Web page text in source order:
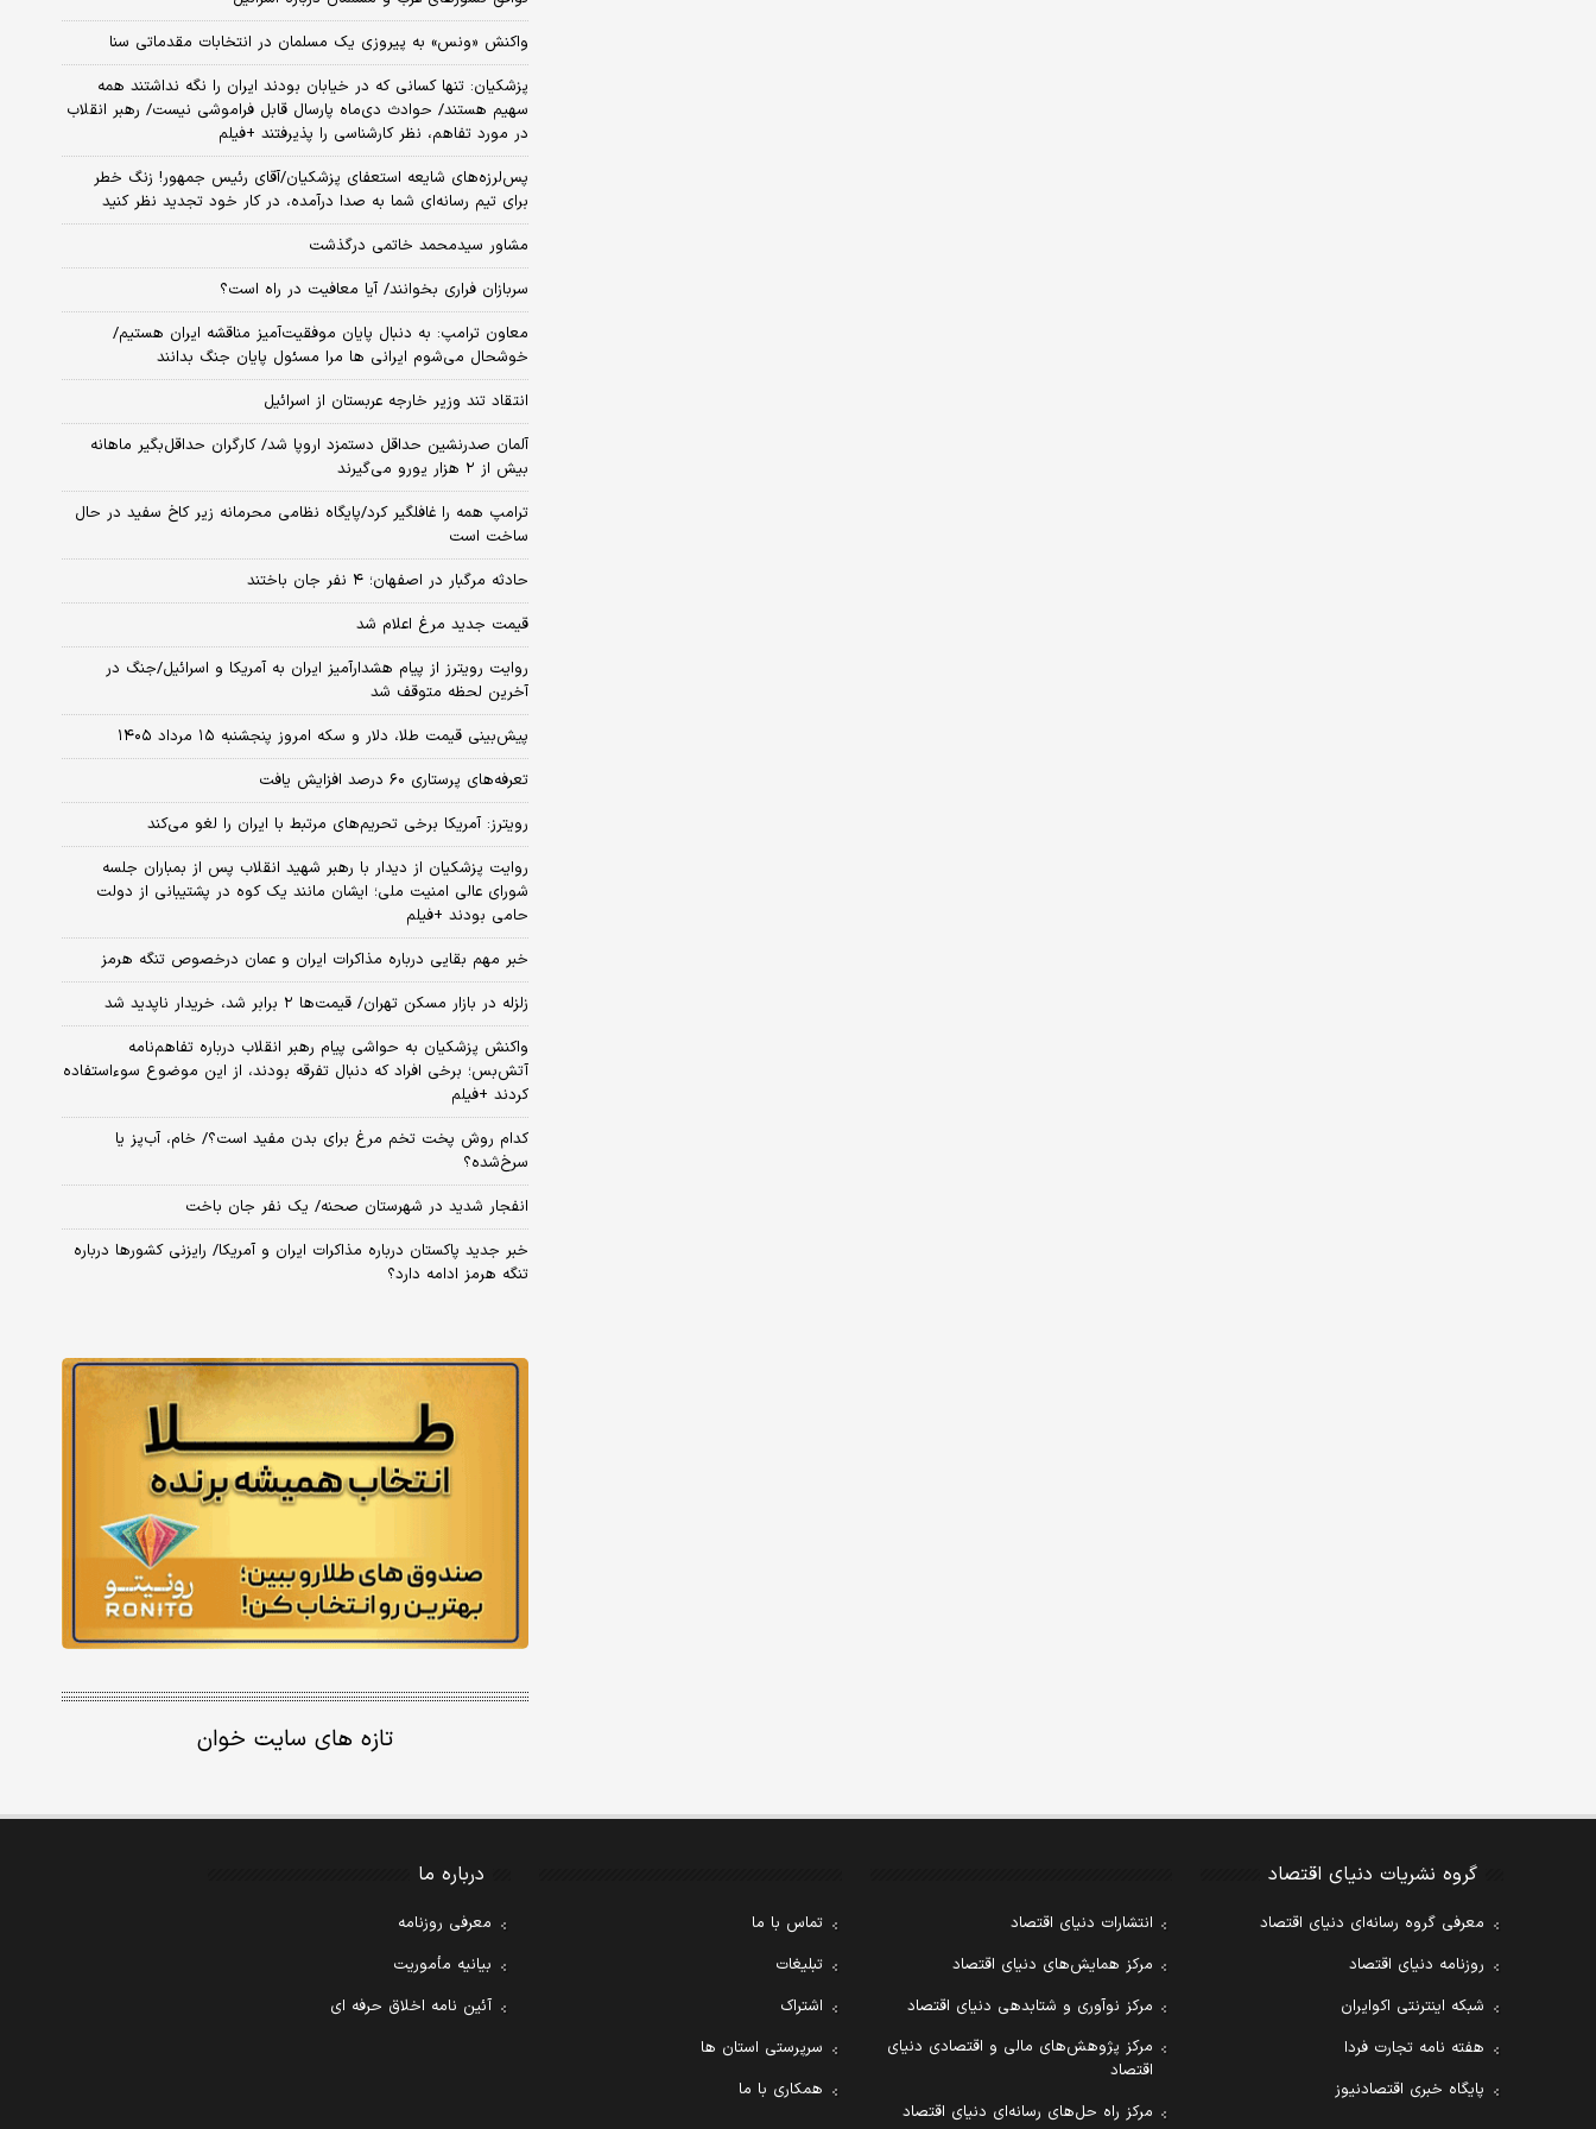
واکنش «ونس» به پیروزی یک مسلمان در انتخابات مقدماتی سنا
پزشکیان: تنها کسانی که در خیابان بودند ایران را نگه نداشتند همه
سهیم هستند/ حوادث دی‌ماه پارسال قابل فراموشی نیست/ رهبر انقلاب
در مورد تفاهم، نظر کارشناسی را پذیرفتند +فیلم
پس‌لرزه‌های شایعه استعفای پزشکیان/آقای رئیس جمهور! زنگ خطر
برای تیم رسانه‌ای شما به صدا درآمده، در کار خود تجدید نظر کنید
مشاور سیدمحمد خاتمی درگذشت
سربازان فراری بخوانند/ آیا معافیت در راه است؟
معاون ترامپ: به دنبال پایان موفقیت‌آمیز مناقشه ایران هستیم/
خوشحال می‌شوم ایرانی ها مرا مسئول پایان جنگ بدانند
انتقاد تند وزیر خارجه عربستان از اسرائیل
آلمان صدرنشین حداقل دستمزد اروپا شد/ کارگران حداقل‌بگیر ماهانه
بیش از ۲ هزار یورو می‌گیرند
ترامپ همه را غافلگیر کرد/پایگاه نظامی محرمانه زیر کاخ سفید در حال
ساخت است
حادثه مرگبار در اصفهان؛ ۴ نفر جان باختند
قیمت جدید مرغ اعلام شد
روایت رویترز از پیام هشدارآمیز ایران به آمریکا و اسرائیل/جنگ در
آخرین لحظه متوقف شد
پیش‌بینی قیمت طلا، دلار و سکه امروز پنجشنبه ۱۵ مرداد ۱۴۰۵
تعرفه‌های پرستاری ۶۰ درصد افزایش یافت
رویترز: آمریکا برخی تحریم‌های مرتبط با ایران را لغو می‌کند
روایت پزشکیان از دیدار با رهبر شهید انقلاب پس از بمباران جلسه
شورای عالی امنیت ملی؛ ایشان مانند یک کوه در پشتیبانی از دولت
حامی بودند +فیلم
خبر مهم بقایی درباره مذاکرات ایران و عمان درخصوص تنگه هرمز
زلزله در بازار مسکن تهران/ قیمت‌ها ۲ برابر شد، خریدار ناپدید شد
واکنش پزشکیان به حواشی پیام رهبر انقلاب درباره تفاهم‌نامه
آتش‌بس؛ برخی افراد که دنبال تفرقه بودند، از این موضوع سوءاستفاده
کردند +فیلم
کدام روش پخت تخم مرغ برای بدن مفید است؟/ خام، آب‌پز یا
سرخ‌شده؟
انفجار شدید در شهرستان صحنه/ یک نفر جان باخت
خبر جدید پاکستان درباره مذاکرات ایران و آمریکا/ رایزنی کشورها درباره
تنگه هرمز ادامه دارد؟
تازه های سایت خوان
گروه نشریات دنیای اقتصاد
معرفی گروه رسانه‌ای دنیای اقتصاد
روزنامه دنیای اقتصاد
شبکه اینترنتی اکوایران
هفته نامه تجارت فردا
پایگاه خبری اقتصادنیوز
انتشارات دنیای اقتصاد
مرکز همایش‌های دنیای اقتصاد
مرکز نوآوری و شتابدهی دنیای اقتصاد
مرکز پژوهش‌های مالی و اقتصادی دنیای
اقتصاد
مرکز راه حل‌های رسانه‌ای دنیای اقتصاد
تماس با ما
تبلیغات
اشتراک
سرپرستی استان ها
همکاری با ما
درباره ما
معرفی روزنامه
بیانیه مأموریت
آئین نامه اخلاق حرفه ای